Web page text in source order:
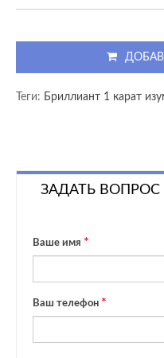
Теги: Бриллиант 1 карат
ЗАДАТЬ ВОПРОС
Ваше имя
Ваш телефон